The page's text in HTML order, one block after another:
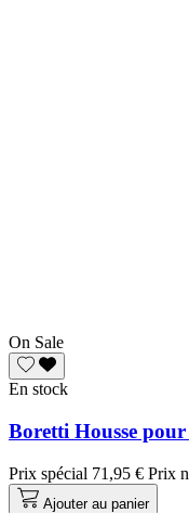
On Sale
En stock
Boretti Housse
Prix spécial 71,95 € Prix
Ajouter au panier